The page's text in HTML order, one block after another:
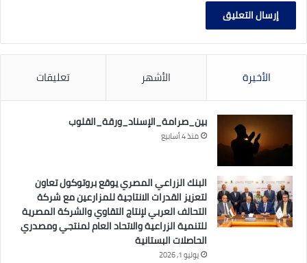
الأخيرة الأشهر تعليقات
بين_صرامة_الإسناد_ورقة_القلوب
منذ 4 أسابيع
البنك الزراعي المصري يوقع بروتوكول تعاون
لتعزيز القدرات الانتاجية للمزارعين مع شركة
التحالف العربي لإنتاج التقاوي والشركة المصرية
للتنمية الزراعية والاتحاد العام لمنتجي ومصدري
الحاصلات البستانية
يوليو 1, 2026